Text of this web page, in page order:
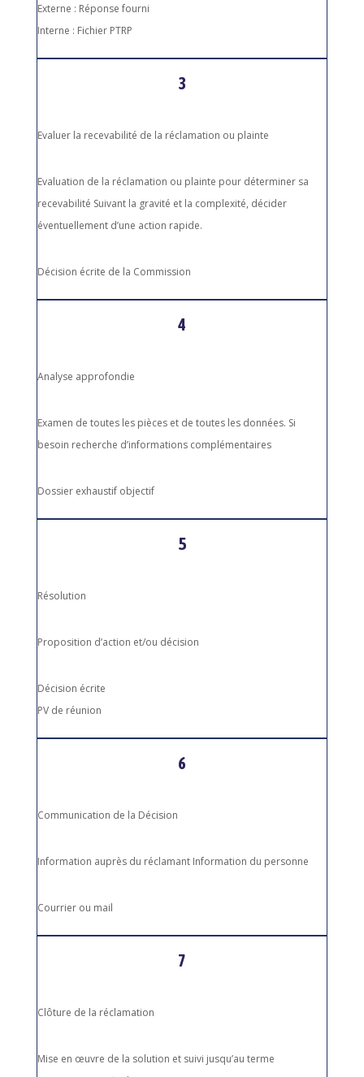
Externe : Réponse fourni
Interne : Fichier PTRP
3
Evaluer la recevabilité de la réclamation ou plainte
Evaluation de la réclamation ou plainte pour déterminer sa
recevabilité Suivant la gravité et la complexité, décider
éventuellement d’une action rapide.
Décision écrite de la Commission
4
Analyse approfondie
Examen de toutes les pièces et de toutes les données. Si
besoin recherche d’informations complémentaires
Dossier exhaustif objectif
5
Résolution
Proposition d’action et/ou décision
Décision écrite
PV de réunion
6
Communication de la Décision
Information auprès du réclamant Information du personne
Courrier ou mail
7
Clôture de la réclamation
Mise en œuvre de la solution et suivi jusqu’au terme